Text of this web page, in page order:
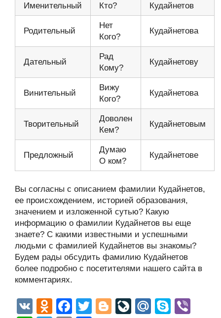
Именительный Кто? Кудайнетов
Родительный
Нет
Кого?
Кудайнетова
Дательный
Рад
Кому?
Кудайнетову
Винительный
Вижу
Кого?
Кудайнетова
Творительный
Доволен
Кем?
Кудайнетовым
Предложный
Думаю
О ком?
Кудайнетове
Вы согласны с описанием фамилии Кудайнетов,
ее происхождением, историей образования,
значением и изложенной сутью? Какую
информацию о фамилии Кудайнетов вы еще
знаете? С какими известными и успешными
людьми с фамилией Кудайнетов вы знакомы?
Будем рады обсудить фамилию Кудайнетов
более подробно с посетителями нашего сайта в
комментариях.
V
O
F
T
Bl Li
M S